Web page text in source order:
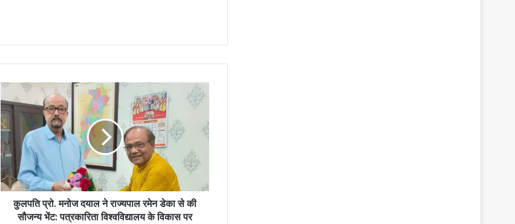
कुलपति
प्रो.
मनोज
दयाल
राज्यपाल
रमेन
डेका
से
सौजन्य
कुलपति प्रो. मनोज दयाल ने राज्यपाल रमेन डेका से की
सौजन्य भेंट: पत्रकारिता विश्वविद्यालय के विकास पर